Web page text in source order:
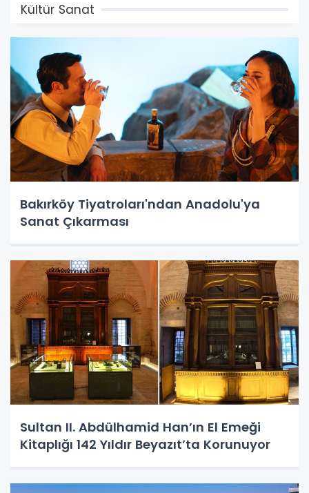
Kültür Sanat
Bakırköy Tiyatroları'ndan Anadolu'ya
Sanat Çıkarması
Sultan II. Abdülhamid Han’ın El Emeği
Kitaplığı 142 Yıldır Beyazıt’ta Korunuyor